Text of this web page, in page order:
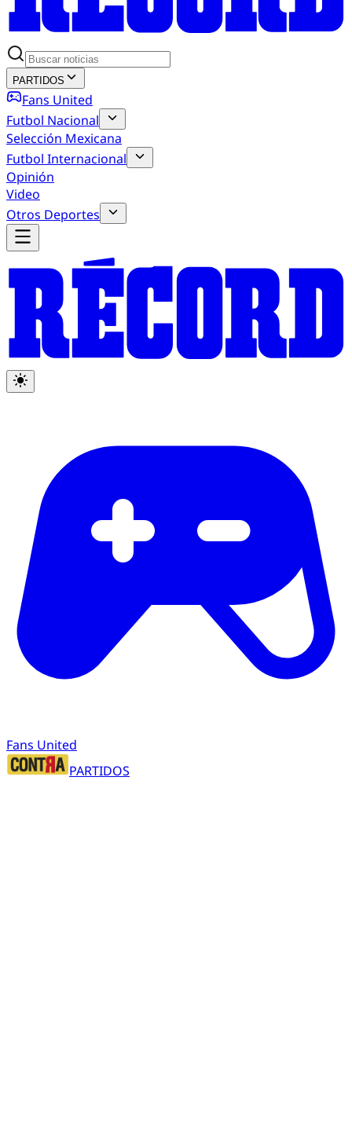
PARTIDOS
Fans United
Futbol Nacional
Selección Mexicana
Futbol Internacional
Opinión
Video
Otros Deportes
Fans United
PARTIDOS